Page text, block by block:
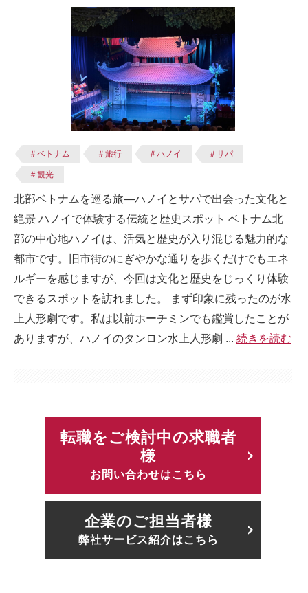
＃ベトナム ＃旅行 ＃ハノイ ＃サパ
＃観光
北部ベトナムを巡る旅—ハノイとサパで出会った文化と
絶景 ハノイで体験する伝統と歴史スポット ベトナム北
部の中心地ハノイは、活気と歴史が入り混じる魅力的な
都市です。旧市街のにぎやかな通りを歩くだけでもエネ
ルギーを感じますが、今回は文化と歴史をじっくり体験
できるスポットを訪れました。 まず印象に残ったのが水
上人形劇です。私は以前ホーチミンでも鑑賞したことが
ありますが、ハノイのタンロン水上人形劇 ... 続きを読む
転職をご検討中の求職者
様
お問い合わせはこちら
企業のご担当者様
弊社サービス紹介はこちら